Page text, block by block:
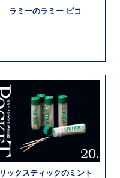
ラミーのラミー ピコ
リックスティックのミント